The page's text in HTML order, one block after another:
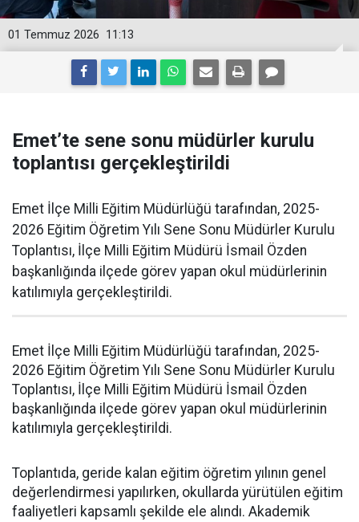
11:13
01 Temmuz 2026
Emet’te sene sonu müdürler kurulu
toplantısı gerçekleştirildi
Emet İlçe Milli Eğitim Müdürlüğü tarafından, 2025-
2026 Eğitim Öğretim Yılı Sene Sonu Müdürler Kurulu
Toplantısı, İlçe Milli Eğitim Müdürü İsmail Özden
başkanlığında ilçede görev yapan okul müdürlerinin
katılımıyla gerçekleştirildi.
Emet İlçe Milli Eğitim Müdürlüğü tarafından, 2025-
2026 Eğitim Öğretim Yılı Sene Sonu Müdürler Kurulu
Toplantısı, İlçe Milli Eğitim Müdürü İsmail Özden
başkanlığında ilçede görev yapan okul müdürlerinin
katılımıyla gerçekleştirildi.
Toplantıda, geride kalan eğitim öğretim yılının genel
değerlendirmesi yapılırken, okullarda yürütülen eğitim
faaliyetleri kapsamlı şekilde ele alındı. Akademik